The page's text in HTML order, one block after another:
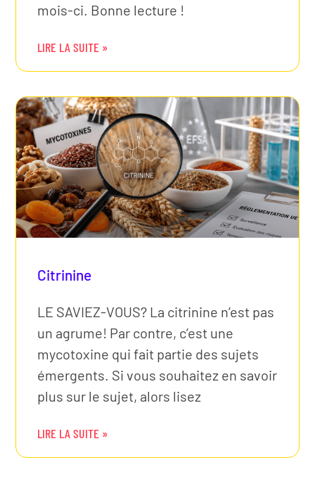
mois-ci. Bonne lecture !
LIRE LA SUITE »
Citrinine
LE SAVIEZ-VOUS? La citrinine n’est pas
un agrume! Par contre, c’est une
mycotoxine qui fait partie des sujets
émergents. Si vous souhaitez en savoir
plus sur le sujet, alors lisez
LIRE LA SUITE »